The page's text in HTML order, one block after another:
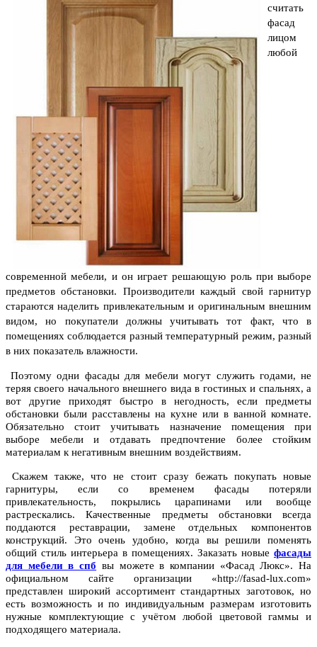
считать
фасад
лицом
любой
современной мебели, и он играет решающую роль при выборе
предметов обстановки. Производители каждый свой гарнитур
стараются наделить привлекательным и оригинальным внешним
видом, но покупатели должны учитывать тот факт, что в
помещениях соблюдается разный температурный режим, разный
в них показатель влажности.
Поэтому одни фасады для мебели могут служить годами, не
теряя своего начального внешнего вида в гостиных и спальнях, а
вот другие приходят быстро в негодность, если предметы
обстановки были расставлены на кухне или в ванной комнате.
Обязательно стоит учитывать назначение помещения при
выборе мебели и отдавать предпочтение более стойким
материалам к негативным внешним воздействиям.
Скажем также, что не стоит сразу бежать покупать новые
гарнитуры, если со временем фасады потеряли
привлекательность, покрылись царапинами или вообще
растрескались. Качественные предметы обстановки всегда
поддаются реставрации, замене отдельных компонентов
конструкций. Это очень удобно, когда вы решили поменять
общий стиль интерьера в помещениях. Заказать новые фасады
для мебели в спб вы можете в компании «Фасад Люкс».На
официальном сайте организации «http://fasad-lux.com»
представлен широкий ассортимент стандартных заготовок, но
есть возможность и по индивидуальным размерам изготовить
нужные комплектующие с учётом любой цветовой гаммы и
подходящего материала.